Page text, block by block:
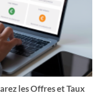
les Offres et Taux